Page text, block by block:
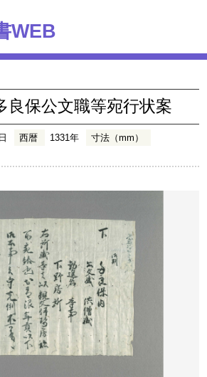
WEB
良保公文職等宛行状案
西暦 1331年
寸法（mm）